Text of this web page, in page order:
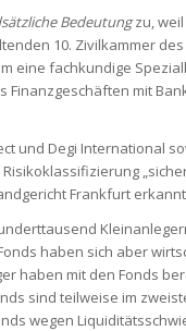
Bedeutungzu, weil
10. Zivilkammer
eine fachkundige
Finanzgeschäften mit
und Degi International
Frankfurt
haben sich aber
haben mit den Fonds
sind teilweise im
wegen